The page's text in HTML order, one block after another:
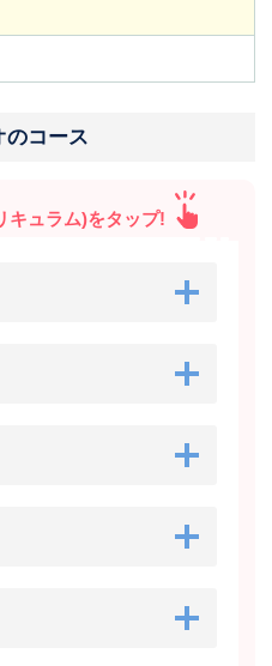
のコース
キュラム)をタップ!